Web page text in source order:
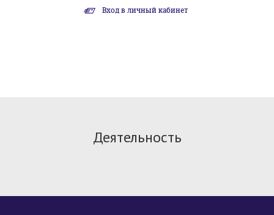
Вход в личный кабинет
Деятельность